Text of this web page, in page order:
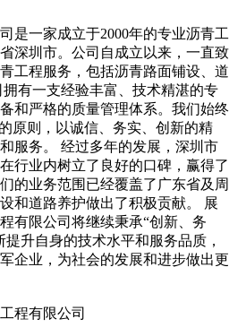
是一家成立于2000年的专业沥青工
深圳市。公司自成立以来，一直致
工程服务，包括沥青路面铺设、道
有一支经验丰富、技术精湛的专
和严格的质量管理体系。我们始终
原则，以诚信、务实、创新的精
服务。 经过多年的发展，深圳市
行业内树立了良好的口碑，赢得了
的业务范围已经覆盖了广东省及周
和道路养护做出了积极贡献。 展
有限公司将继续秉承“创新、务
升自身的技术水平和服务品质，
企业，为社会的发展和进步做出更
程有限公司